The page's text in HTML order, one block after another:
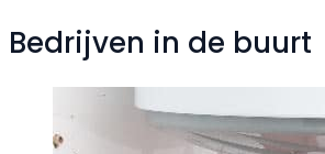
Bedrijven in de buurt